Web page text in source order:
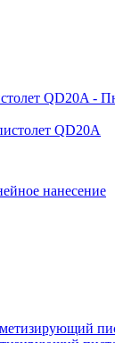
QD20A
нанесение